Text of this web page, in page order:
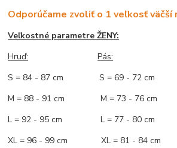
Odporúčame zvoliť o 1 veľkosť väčší
Veľkostné parametre ŽENY:
Hruď:
Pás:
S = 84 - 87 cm S = 69 - 72 cm
M = 88 - 91 cm M = 73 - 76 cm
L = 92 - 95 cm L = 77 - 80 cm
XL = 96 - 99 cm XL = 81 - 84 cm